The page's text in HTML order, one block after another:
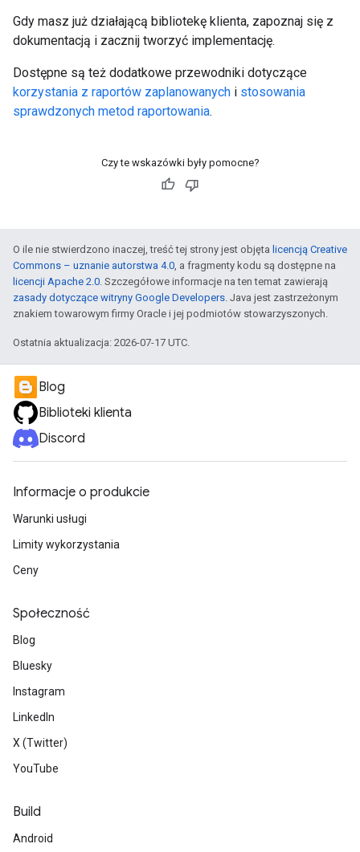
Gdy masz już działającą bibliotekę klienta, zapoznaj się z
dokumentacją i zacznij tworzyć implementację.
Dostępne są też dodatkowe przewodniki dotyczące
korzystania z raportów zaplanowanych i stosowania
sprawdzonych metod raportowania.
Czy te wskazówki były pomocne?
O ile nie stwierdzono inaczej, treść tej strony jest objęta licencją Creative
Commons – uznanie autorstwa 4.0, a fragmenty kodu są dostępne na
licencji Apache 2.0. Szczegółowe informacje na ten temat zawierają
zasady dotyczące witryny Google Developers. Java jest zastrzeżonym
znakiem towarowym firmy Oracle i jej podmiotów stowarzyszonych.
Ostatnia aktualizacja: 2026-07-17 UTC.
Blog
Biblioteki klienta
Discord
Informacje o produkcie
Warunki usługi
Limity wykorzystania
Ceny
Społeczność
Blog
Bluesky
Instagram
LinkedIn
X (Twitter)
YouTube
Build
Android